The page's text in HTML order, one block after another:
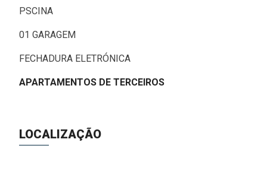
PSCINA
01 GARAGEM
FECHADURA ELETRÓNICA
APARTAMENTOS DE TERCEIROS
LOCALIZAÇÃO